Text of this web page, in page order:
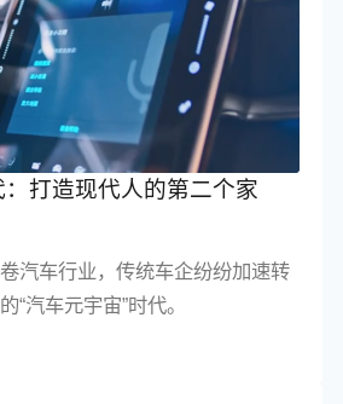
打造现代人的第二个家
汽车行业，传统车企纷纷加速转
“汽车元宇宙”时代。